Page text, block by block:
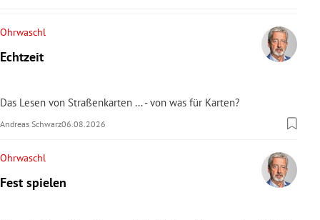
Ohrwaschl
Echtzeit
Das Lesen von Straßenkarten ... - von was für Karten?
Andreas Schwarz06.08.2026
Ohrwaschl
Fest spielen